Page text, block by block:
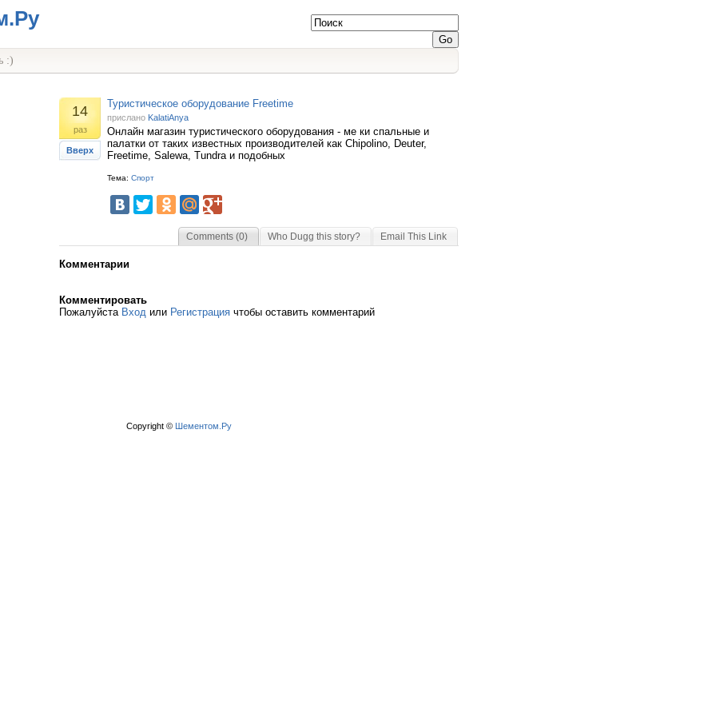
:)
14
раз
Вверх
Туристическое оборудование Freetime
прислано KalatiAnya
Онлайн магазин туристического оборудования - ме ки спальные и
палатки от таких известных производителей как Chipolino, Deuter,
Freetime, Salewa, Tundra и подобных
Тема: Спорт
Comments (0) Who Dugg this story? Email This Link
Комментарии
Комментировать
Пожалуйста Вход или Регистрация чтобы оставить комментарий
Copyright © Шементом.Ру